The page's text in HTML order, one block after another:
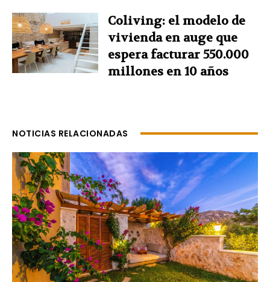
Coliving: el modelo de
vivienda en auge que
espera facturar 550.000
millones en 10 años
NOTICIAS RELACIONADAS